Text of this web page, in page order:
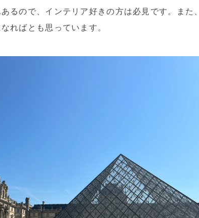
るので、インテリア好きの方は必見です。また、
ればとも思っています。